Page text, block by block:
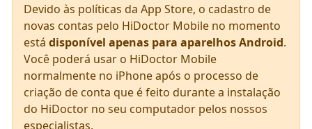
Devido às políticas da App Store, o cadastro de
novas contas pelo HiDoctor Mobile no momento
está disponível apenas para aparelhos Android.
Você poderá usar o HiDoctor Mobile
normalmente no iPhone após o processo de
criação de conta que é feito durante a instalação
do HiDoctor no seu computador pelos nossos
especialistas.